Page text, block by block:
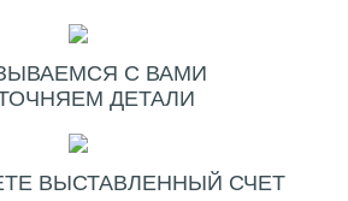
С ВАМИ
ДЕТАЛИ
ВЫСТАВЛЕННЫЙ СЧЕТ